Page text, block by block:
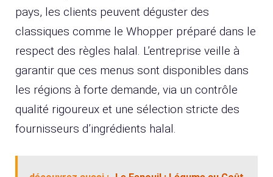
pays, les clients peuvent déguster des
classiques comme le Whopper préparé dans le
respect des règles halal. L’entreprise veille à
garantir que ces menus sont disponibles dans
les régions à forte demande, via un contrôle
qualité rigoureux et une sélection stricte des
fournisseurs d’ingrédients halal.